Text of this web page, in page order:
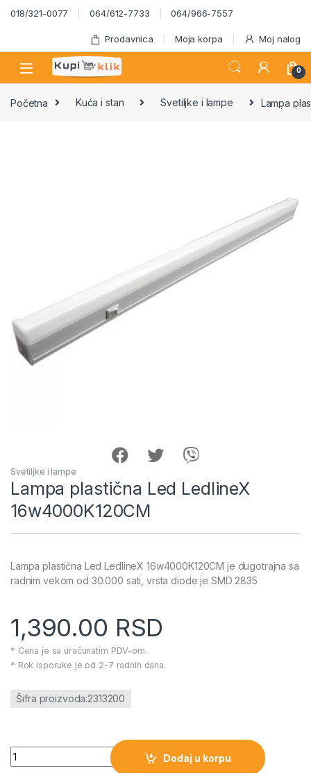
Skip to navigation
Skip to content
018/321-0077 064/612-7733 064/966-7557
Prodavnica Moja korpa Moj nalog
0
Početna Kuća i stan Svetiljke i lampe Lampa
Svetiljke i lampe
Lampa plastična Led LedlineX
16w4000K120CM
Lampa plastična Led LedlineX 16w4000K120CM je dugotrajna sa
radnim vekom od 30.000 sati, vrsta diode je SMD 2835
1,390.00 RSD
* Cena je sa uračunatim PDV-om.
* Rok isporuke je od 2-7 radnih dana.
Šifra proizvoda:2313200
Lampa plastična Led LedlineX 16w4000K120CM količina
Dodaj u korpu